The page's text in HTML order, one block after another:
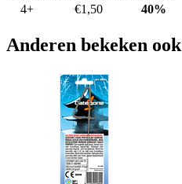
4+
€1,50 40%
Anderen bekeken ook